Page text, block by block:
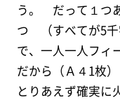
う。 だって１つ
つ （すべてが5千
で、一人一人フィ
だから（Ａ４1枚
とりあえず確実に